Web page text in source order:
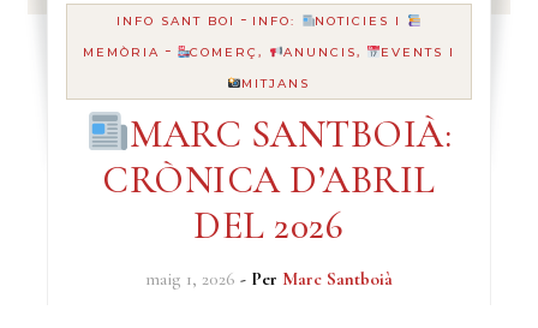
INFO SANT BOI - INFO:
NOTICIES I
MEMÒRIA - COMERÇ, ANUNCIS,
EVENTS I
MITJANS
MARC SANTBOIÀ:
CRÒNICA D’ABRIL
DEL 2026
maig 1, 2026 - Per Marc Santboià